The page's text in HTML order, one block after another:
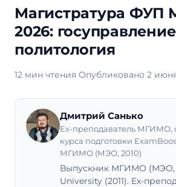
Магистратура
2026:
политология
12 мин чтения·Опубликовано 2
Дмитрий Санько
Ex-преподаватель МГИМО,
курса подготовки
МГИМО (МЭО, 2010)
Выпускник МГИМО (МЭО,
University (2011). Ex-